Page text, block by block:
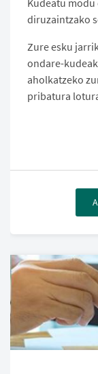
diruzaintzako
Zure esku
ondare-
aholkatzeko
pribatura